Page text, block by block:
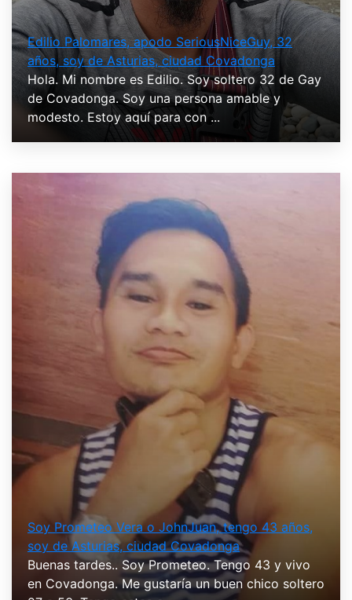
Edilio Palomares, apodo SeriousNiceGuy, 32
años, soy de Asturias, ciudad Covadonga
Hola. Mi nombre es Edilio. Soy soltero 32 de Gay
de Covadonga. Soy una persona amable y
modesto. Estoy aquí para con ...
Soy Prometeo Vera o JohnJuan, tengo 43 años,
soy de Asturias, ciudad Covadonga
Buenas tardes.. Soy Prometeo. Tengo 43 y vivo
en Covadonga. Me gustaría un buen chico soltero